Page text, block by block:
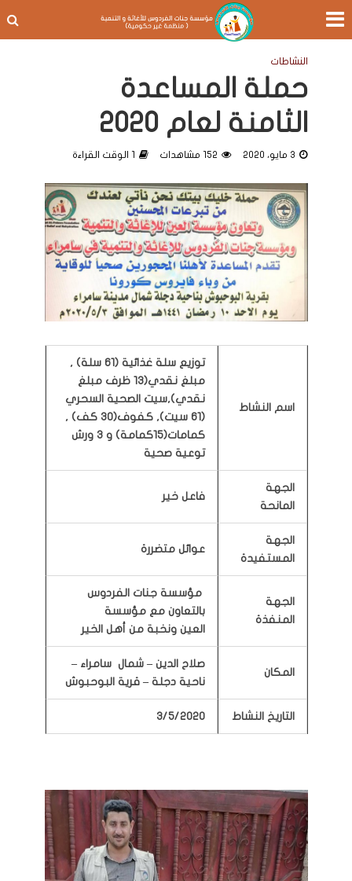
النشاطات
حملة المساعدة
الثامنة لعام 2020
3 مايو، 2020 152 مشاهدات 1 الوقت القراءة
اسم النشاط
توزيع سلة غذائية (61 سلة) ,
مبلغ نقدي(13 ظرف مبلغ
نقدي),سيت الصحية السحري
(61 سيت), كفوف(30 كف) ,
كمامات(15كمامة) و 3 ورش
توعية صحية
الجهة
المانحة
فاعل خير
الجهة
المستفيدة
عوائل متضررة
الجهة
المنفذة
مؤسسة جنات الفردوس
بالتعاون مع مؤسسة
العين ونخبة من أهل الخير
المكان
صلاح الدين – شمال سامراء –
ناحية دجلة – قرية البوحبوش
التاريخ النشاط 3/5/2020